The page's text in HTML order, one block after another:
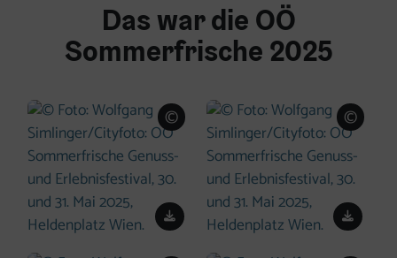
Das war die OÖ
Sommerfrische 2025
Download
©
Copyright öffnen
©